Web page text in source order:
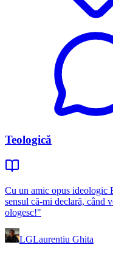
Teologică
Cu un amic opus ideologic
sensul că-mi declară, când
ologesc!"
LGLaurentiu Ghita